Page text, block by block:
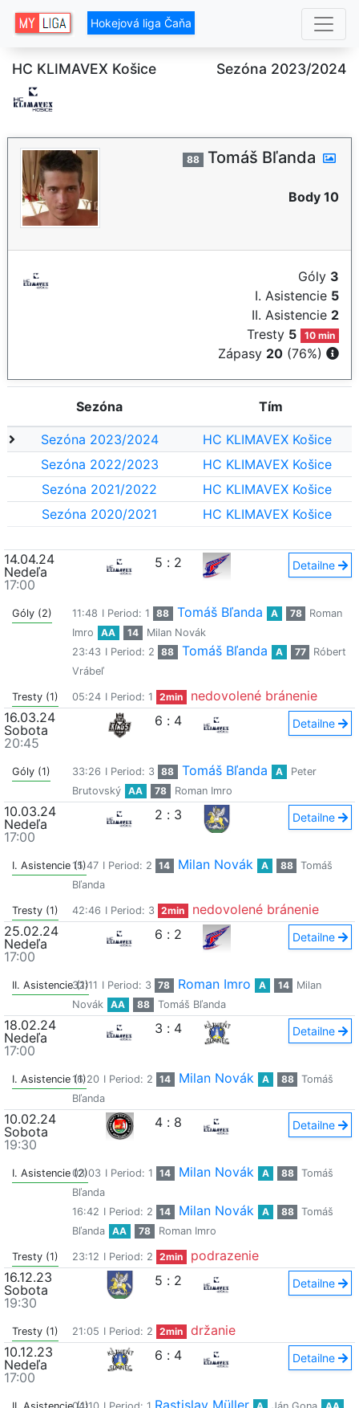
Hokejová liga Čaňa
HC KLIMAVEX Košice Sezóna 2023/2024
88 Tomáš Bľanda
Body 10
Góly 3
I. Asistencie 5
II. Asistencie 2
Tresty 5 10 min
Zápasy 20 (76%)
Sezóna Tím
Sezóna 2023/2024
HC KLIMAVEX Košice
Sezóna 2022/2023
HC KLIMAVEX Košice
Sezóna 2021/2022
HC KLIMAVEX Košice
Sezóna 2020/2021
HC KLIMAVEX Košice
14.04.24
Nedeľa
17:00
5 : 2 Detailne
Góly (2) 11:48 I Period: 1 88 Tomáš Bľanda A 78
Roman
Imro
AA 14
Milan Novák
23:43 I Period: 2 88 Tomáš Bľanda A 77
Róbert
Vrábeľ
Tresty (1) 05:24 I Period: 1 2min
nedovolené bránenie
16.03.24
Sobota
20:45
6 : 4 Detailne
Góly (1) 33:26 I Period: 3 88 Tomáš Bľanda A
Peter
Brutovský
AA 78 Roman Imro
10.03.24
Nedeľa
17:00
2 : 3 Detailne
I. Asistencie (1)15:47 I Period: 2 14 Milan Novák A 88
Tomáš
Bľanda
Tresty (1) 42:46 I Period: 3 2min
nedovolené bránenie
25.02.24
Nedeľa
17:00
6 : 2 Detailne
II. Asistencie (1)
32:11 I Period: 3 78 Roman Imro A 14
Milan
Novák
AA 88 Tomáš Bľanda
18.02.24
Nedeľa
17:00
3 : 4 Detailne
I. Asistencie (1)16:20 I Period: 2 14 Milan Novák A 88
Tomáš
Bľanda
10.02.24
Sobota
19:30
4 : 8 Detailne
I. Asistencie (2)03:03 I Period: 1 14 Milan Novák A 88
Tomáš
Bľanda
16:42 I Period: 2 14 Milan Novák A 88
Tomáš
Bľanda
AA 78 Roman Imro
Tresty (1) 23:12 I Period: 2 2min
podrazenie
16.12.23
Sobota
19:30
5 : 2 Detailne
Tresty (1) 21:05 I Period: 2 2min
držanie
10.12.23
Nedeľa
17:00
6 : 4 Detailne
Rastislav Müller